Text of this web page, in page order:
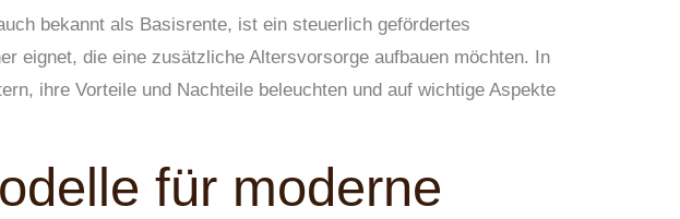
bekannt als Basisrente, ist ein steuerlich gefördertes
eignet, die eine zusätzliche Altersvorsorge aufbauen möchten. In
ihre Vorteile und Nachteile beleuchten und auf wichtige Aspekte
für moderne